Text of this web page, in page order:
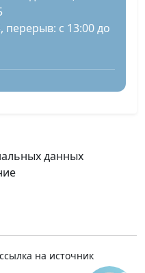
перерыв: с 13:00 до
данных
на источник